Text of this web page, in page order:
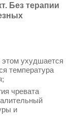
Без терапии
этом ухудшается
температура
чревата
и